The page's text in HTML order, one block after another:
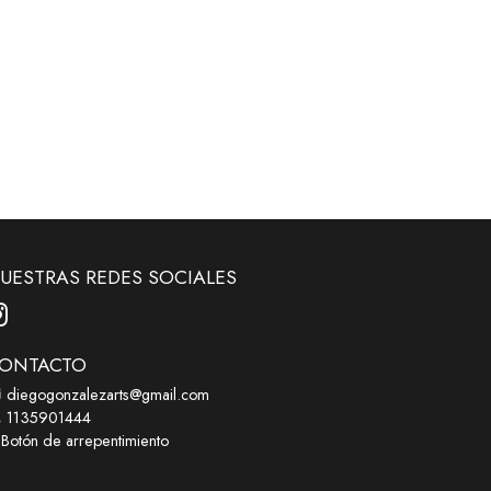
REDES SOCIALES
diegogonzalezarts@gmail.com
1135901444
de arrepentimiento